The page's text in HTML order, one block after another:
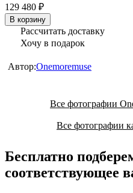
129 480 ₽
В корзину
Рассчитать доставку
Хочу в подарок
Автор:Onemoremuse
Все фотографии
Все фотографии
Бесплатно
соответствующее